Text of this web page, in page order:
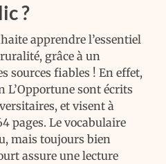
?
apprendre l’essentiel
grâce à un
sources fiables ! En effet,
L’Opportune sont écrits
et visent à
pages. Le vocabulaire
mais toujours bien
assure une lecture